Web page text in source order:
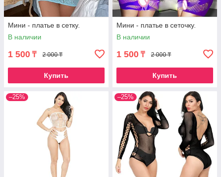
Мини - платье в сетку.
В наличии
1 500 ₸ 2 000 ₸
Купить
Мини - платье в сеточку.
В наличии
1 500 ₸ 2 000 ₸
Купить
–25% –25%